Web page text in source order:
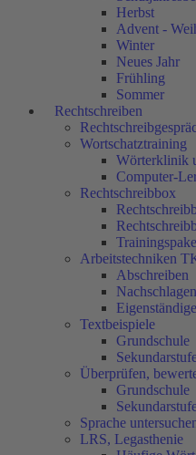
Herbst
Advent -
Winter
Neues Jahr
Frühling
Sommer
Rechtschreiben
Wortschatztraining
Wörterklinik
Computer-
Rechtschreibbox
Arbeitstechniken
Abschreiben
Textbeispiele
Grundschule
Überprüfen,
Grundschule
Sprache
LRS, Legasthenie